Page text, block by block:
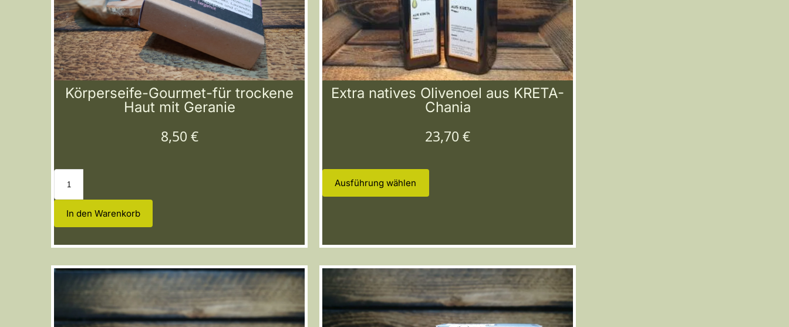
Körperseife-Gourmet-für trockene
Haut mit Geranie
8,50 €
In den Warenkorb
Extra natives Olivenoel aus KRETA-
Chania
23,70€
Ausführung wählen